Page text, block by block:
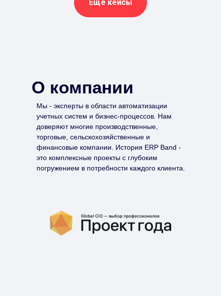
Еще кейсы
Мы - эксперты в области автоматизации
учетных систем и бизнес-процессов. Нам
доверяют многие производственные,
торговые, сельскохозяйственные и
финансовые компании. История ERP Band -
это комплексные проекты с глубоким
погружением в потребности каждого клиента.
О компании